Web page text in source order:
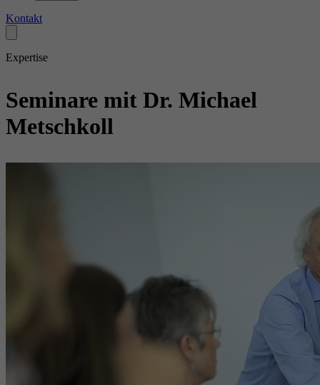
Kontakt
Expertise
Seminare mit Dr. Michael
Metschkoll